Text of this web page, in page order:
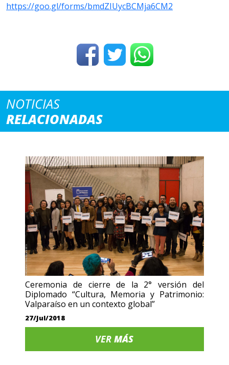
https://goo.gl/forms/bmdZIUycBCMja6CM2
NOTICIAS
RELACIONADAS
Ceremonia de cierre de la 2° versión del
Diplomado “Cultura, Memoria y Patrimonio:
Valparaíso en un contexto global”
27/Jul/2018
VERMÁS